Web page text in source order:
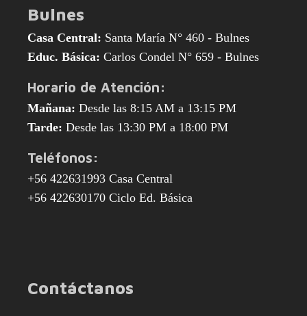
Bulnes
Casa Central: Santa María N° 460 - Bulnes
Educ. Básica: Carlos Condel N° 659 - Bulnes
Horario de Atención:
Mañana: Desde las 8:15 AM a 13:15 PM
Tarde: Desde las 13:30 PM a 18:00 PM
Teléfonos:
+56 422631993 Casa Central
+56 422630170 Ciclo Ed. Básica
Contáctanos